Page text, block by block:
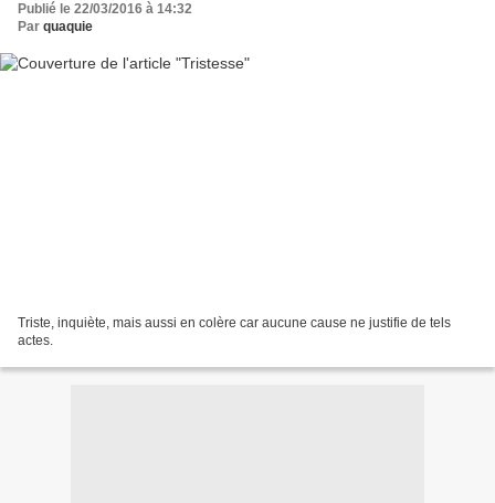
Publié le 22/03/2016 à 14:32
Par quaquie
Triste, inquiète, mais aussi en colère car aucune cause ne justifie de tels
actes.